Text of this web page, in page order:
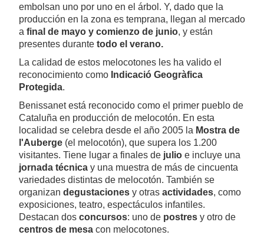
embolsan uno por uno en el árbol. Y, dado que la
producción en la zona es temprana, llegan al mercado
a final de mayo y comienzo de junio, y están
presentes durante todo el verano.
La calidad de estos melocotones les ha valido el
reconocimiento como Indicació Geogràfica
Protegida.
Benissanet está reconocido como el primer pueblo de
Cataluña en producción de melocotón. En esta
localidad se celebra desde el año 2005 la Mostra de
l'Auberge (el melocotón), que supera los 1.200
visitantes. Tiene lugar a finales de julio e incluye una
jornada técnica y una muestra de más de cincuenta
variedades distintas de melocotón. También se
organizan degustaciones y otras actividades, como
exposiciones, teatro, espectáculos infantiles.
Destacan dos concursos: uno de postres y otro de
centros de mesa con melocotones.